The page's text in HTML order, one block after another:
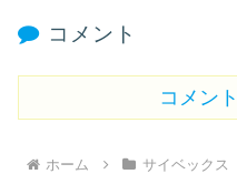
コメント
コメン
ホーム サイベックス